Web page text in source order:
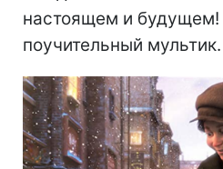
настоящем и будущем!
поучительный мультик.